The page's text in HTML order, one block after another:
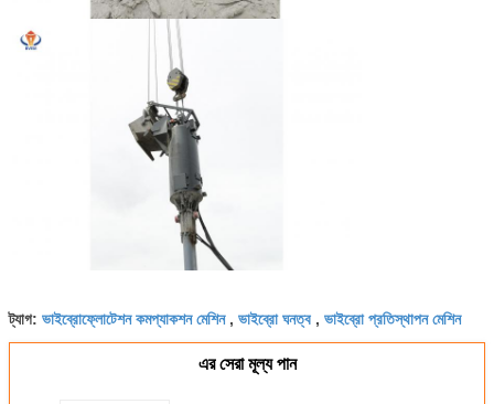
ট্যাগ: ভাইব্রোফ্লোটেশন কমপ্যাকশন মেশিন, ভাইব্রো ঘনত্ব , ভাইব্রো প্রতিস্থাপন মেশিন
এর সেরা মূল্য পান